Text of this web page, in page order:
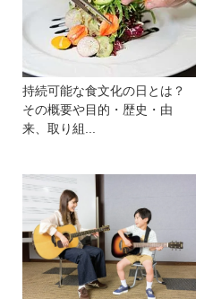
持続可能な食文化の日とは？
その概要や目的・歴史・由
来、取り組...